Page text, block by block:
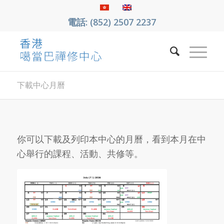
電話: (852) 2507 2237
下載中心月曆
你可以下載及列印本中心的月曆，看到本月在中
心舉行的課程、活動、共修等。